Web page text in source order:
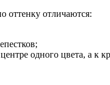
оттенку отличаются:
одного цвета, а к